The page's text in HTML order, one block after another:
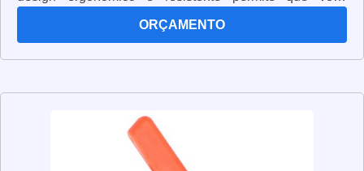
trabalhe com segurança e precisão. Os alicates de corte
aço inoxidável, para garantir que eles sejam duráveis e
resistentes para cortar facilmente cabos, fios e outros
materiais. Além disso, os alicates de corte são leves e
fáceis de manusear, o que os torna ideais para trabalhos
em espaços apertados. Eles também possuem cabos
ORÇAMENTO